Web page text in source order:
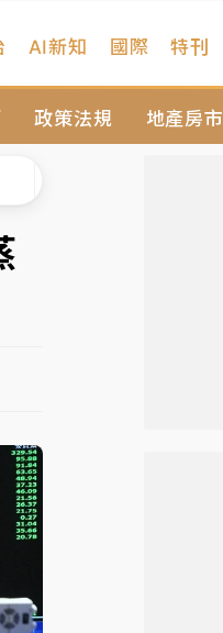
政策法規 地產房市
AI新知 國際 特刊